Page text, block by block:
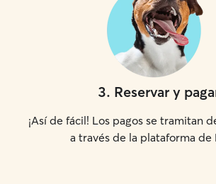
3. Reservar y
¡Así de fácil! Los pagos se tramitan
a través de la plataforma de